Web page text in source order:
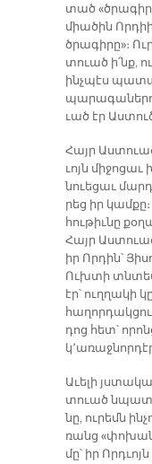
տած
միա­ծին
ծրա­գի­րը»։
տուած ի՛նք,
ինչ­պէս
ւած էր
Հայր
ւոյն
նուե­ցաւ
րեց իր
հու­թիւ­նը
Հայր
իր Որ­դին՝
Ուխ­տի
էր՝ ուղ­ղա­կի
դոց հետ՝
Ա­ւե­լի
տուած
նը, ու­րեմն
ռանց
մը՝ իր